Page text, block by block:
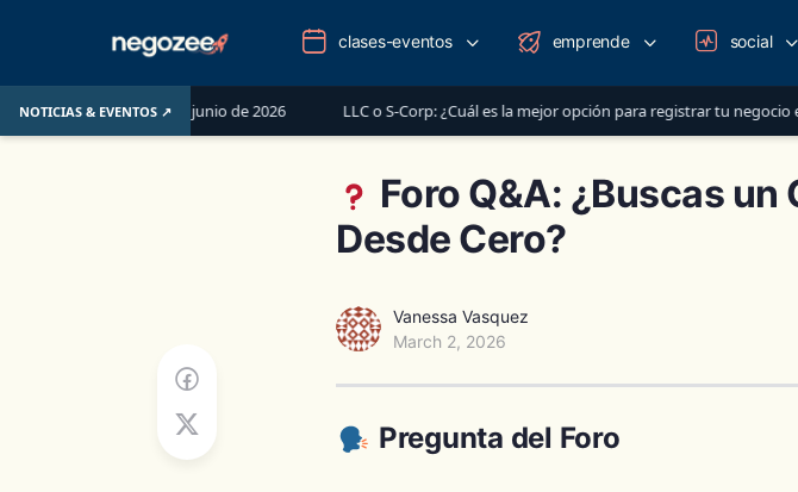
NOTICIAS & EVENTOS ↗
del 1 de junio de 2026 LLC o S-Corp: ¿Cuál es la mejor opción para registrar tu negocio en Estados
clases-eventos emprende social
Foro Q&A: ¿Buscas
Desde Cero?
Vanessa Vasquez
March 2, 2026
Pregunta del Foro